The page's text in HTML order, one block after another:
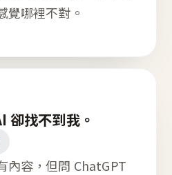
覺哪裡不對。
卻找不到我。
內容，但問 ChatGPT